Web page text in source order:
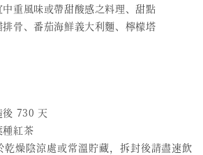
重風味或帶甜酸感之料理、甜點
骨、番茄海鮮義大利麵、檸檬塔
730 天
紅茶
燥陰涼處或常溫貯藏，拆封後請盡速飲